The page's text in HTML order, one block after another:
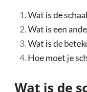
Wat is de
Wat is een
Wat is de
Hoe moet je
Wat is de